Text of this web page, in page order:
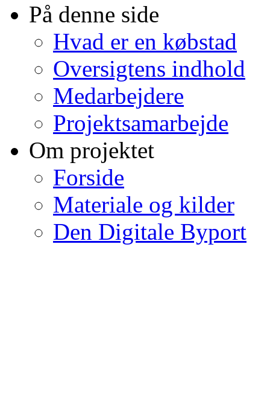
På denne side
Hvad er en købstad
Oversigtens indhold
Medarbejdere
Projektsamarbejde
Om projektet
Forside
Materiale og kilder
Den Digitale Byport